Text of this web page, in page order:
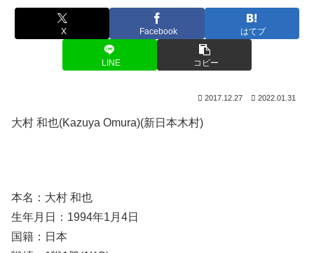
X Facebook はてブ
LINE コピー
2017.12.27 2022.01.31
大村 和也(Kazuya Omura)(新日本木村)
本名：大村 和也
生年月日：1994年1月4日
国籍：日本